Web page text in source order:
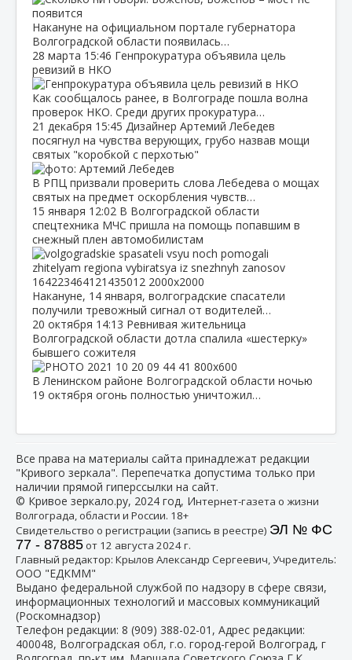
Накануне на официальном портале губернатора
Волгоградской области появилась…
28 марта 15:46 Генпрокуратура объявила цель
ревизий в НКО
Как сообщалось ранее, в Волгограде пошла волна
проверок НКО. Среди других прокуратура…
21 декабря 15:45 Дизайнер Артемий Лебедев
посягнул на чувства верующих, грубо назвав мощи
святых "коробкой с перхотью"
В РПЦ призвали проверить слова Лебедева о мощах
святых на предмет оскорбления чувств…
15 января 12:02 В Волгоградской области
спецтехника МЧС пришла на помощь попавшим в
снежный плен автомобилистам
Накануне, 14 января, волгоградские спасатели
получили тревожный сигнал от водителей…
20 октября 14:13 Ревнивая жительница
Волгоградской области дотла спалила «шестерку»
бывшего сожителя
В Ленинском районе Волгоградской области ночью
19 октября огонь полностью уничтожил…
Все права на материалы сайта принадлежат редакции
"Кривого зеркала". Перепечатка допустима только при
наличии прямой гиперссылки на сайт.
© Кривое зеркало.ру, 2024 год, Интернет-газета о жизни
Волгограда, области и России. 18+
Свидетельство о регистрации (запись в реестре) ЭЛ № ФС
77 - 87885от 12 августа 2024 г.
Главный редактор: Крылов Александр Сергеевич, Учредитель:
ООО "ЕДКММ"
Выдано федеральной службой по надзору в сфере связи,
информационных технологий и массовых коммуникаций
(Роскомнадзор)
Телефон редакции: 8 (909) 388-02-01 , Адрес редакции:
400048, Волгоградская обл, г.о. город-герой Волгоград, г